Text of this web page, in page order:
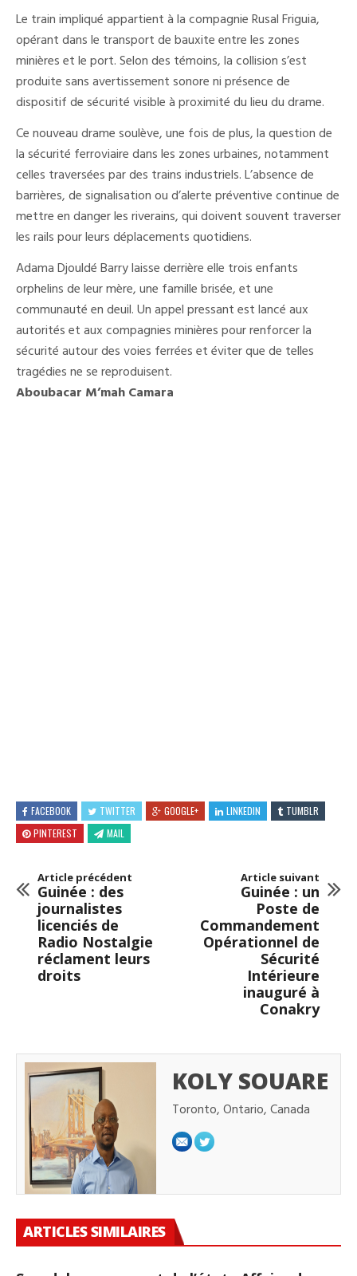
Le train impliqué appartient à la compagnie Rusal Friguia,
opérant dans le transport de bauxite entre les zones
minières et le port. Selon des témoins, la collision s’est
produite sans avertissement sonore ni présence de
dispositif de sécurité visible à proximité du lieu du drame.
Ce nouveau drame soulève, une fois de plus, la question de
la sécurité ferroviaire dans les zones urbaines, notamment
celles traversées par des trains industriels. L’absence de
barrières, de signalisation ou d’alerte préventive continue de
mettre en danger les riverains, qui doivent souvent traverser
les rails pour leurs déplacements quotidiens.
Adama Djouldé Barry laisse derrière elle trois enfants
orphelins de leur mère, une famille brisée, et une
communauté en deuil. Un appel pressant est lancé aux
autorités et aux compagnies minières pour renforcer la
sécurité autour des voies ferrées et éviter que de telles
tragédies ne se reproduisent.
Aboubacar M’mah Camara
FACEBOOK TWITTER GOOGLE+ LINKEDIN
TUMBLR
PINTEREST
MAIL
Article précédent
Guinée : des
journalistes
licenciés de
Radio Nostalgie
réclament leurs
droits
Article suivant
Guinée : un
Poste de
Commandement
Opérationnel de
Sécurité
Intérieure
inauguré à
Conakry
KOLY SOUARE
Toronto, Ontario, Canada
ARTICLES SIMILAIRES